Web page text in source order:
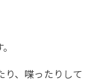
り、喋ったりして